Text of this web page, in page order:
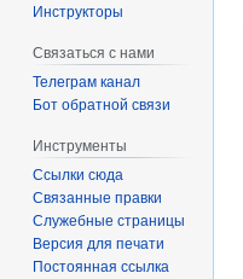
Инструкторы
Связаться с нами
Телеграм канал
Бот обратной связи
Инструменты
Ссылки сюда
Связанные правки
Служебные страницы
Версия для печати
Постоянная ссылка